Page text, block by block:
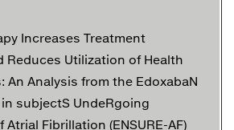
Increases Treatment
Reduces Utilization of Health
An Analysis from the EdoxabaN
subjectS UndeRgoing
Fibrillation (ENSURE-AF)